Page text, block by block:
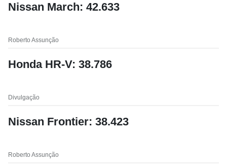
Nissan March: 42.633
Roberto Assunção
Honda HR-V: 38.786
Divulgação
Nissan Frontier: 38.423
Roberto Assunção